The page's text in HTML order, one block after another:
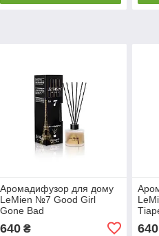
Аромадифузор для дому
LeMien №7 Good Girl
Gone Bad
640₴ 640